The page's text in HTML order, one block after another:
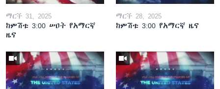
ማርች 31, 2025
ከምሽቱ 3:00 ሠዐት የአማርኛ
ዜና
ማርች 28, 2025
ከምሽቱ 3:00 የአማርኛ ዜና